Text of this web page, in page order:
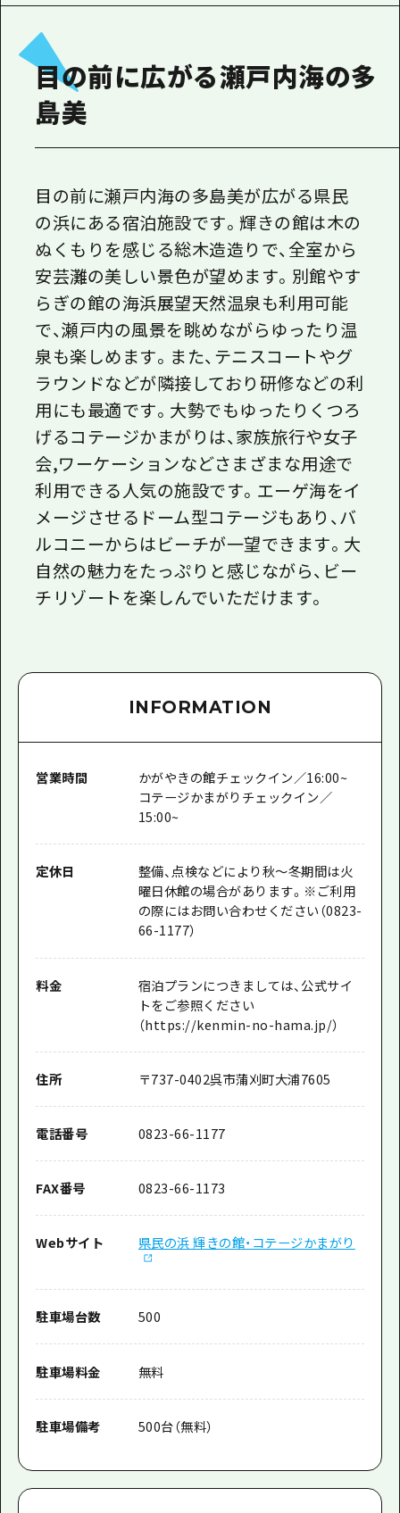
ユニバーサルツーリズム
広島県の魅力を動画でご紹介！
フォトダウンロード
関連リンク
目の前に広がる瀬戸内海の多
島美
目の前に瀬戸内海の多島美が広がる県民
の浜にある宿泊施設です。輝きの館は木の
ぬくもりを感じる総木造造りで、全室から
安芸灘の美しい景色が望めます。別館やす
らぎの館の海浜展望天然温泉も利用可能
で、瀬戸内の風景を眺めながらゆったり温
泉も楽しめます。また、テニスコートやグ
ラウンドなどが隣接しており研修などの利
用にも最適です。大勢でもゆったりくつろ
げるコテージかまがりは、家族旅行や女子
会,ワーケーションなどさまざまな用途で
利用できる人気の施設です。エーゲ海をイ
メージさせるドーム型コテージもあり、バ
ルコニーからはビーチが一望できます。大
自然の魅力をたっぷりと感じながら、ビー
チリゾートを楽しんでいただけます。
INFORMATION
営業時間
かがやきの館チェックイン／16:00~
コテージかまがりチェックイン／
15:00~
定休日
整備、点検などにより秋～冬期間は火
曜日休館の場合があります。※ご利用
の際にはお問い合わせください（0823-
66-1177）
料金
宿泊プランにつきましては、公式サイ
トをご参照ください
（https://kenmin-no-hama.jp/）
住所 〒737-0402呉市蒲刈町大浦7605
電話番号 0823-66-1177
FAX番号 0823-66-1173
Webサイト 県民の浜 輝きの館・コテージかまがり
駐車場台数 500
駐車場料金 無料
駐車場備考 500台（無料）